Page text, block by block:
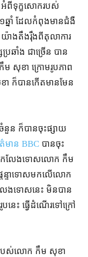
អំពី​ទុក្ខសោក​របស់
នាំ ដែល​កំពុង​មាន​ជំងឺ​
ាង​តឹងរ៉ឹង​ពី​តុលាការ​
ឆាំង ជាច្រើន បាន​
ម សុខា ក្រោម​រូបភាព
ក៏បាន​កើតមាន​មែន
នួន ក៏បាន​ចុះផ្សាយ​
មាន BBC បាន​ចុះ
ើកលែង​ទោស​លោក កឹម
ដន្ទាទោស​មក​លើ​លោក
ែងទោស​នេះ មិន​បាន​
េះ ធ្វើដំណើរ​ទៅ​ក្រៅ
បស់​លោក កឹម សុខា